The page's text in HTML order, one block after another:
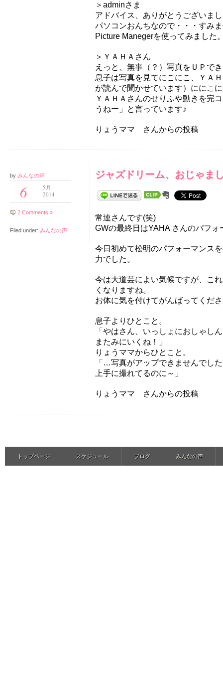
＞adminさま
アドバイス、ありがとうございま
パソコンおんちなので・・・すみ
Picture Manegerを使ってみました
＞ＹＡＨＡさん
えっと、無事（？）写真をＵＰで
息子は写真を見てにこにこ、ＹＡ
が読んで聞かせています）ににこ
ＹＡＨＡさんのせりふや動きを完
うねー」と言っています♪
りょうママ さんからの投稿
by みんなの声
6
5月
2014
2 Comments »
Filed under: みんなの声
ジャズドリーム、おじゃま
常連さんです(笑)
GWの最終日はYAHA さんのパフ
今日初めて松明のパフォーマンス
力でした。
今は大道芸によい気候ですが、こ
くなりますね。
お体に気を付けてがんばってくだ
息子よりひとこと。
「やはさん、いっしょにおしゃし
またみにいくね！」
りょうママからひとこと。
「…写真がアップできませんでし
上手に撮れてるのに～」
りょうママ さんからの投稿
トップページ スケジュール ブログ みんなの声